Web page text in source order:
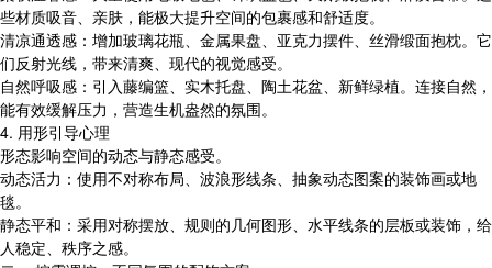
些材质吸音、亲肤，能极大提升空间的包裹感和舒适度。
清凉通透感：增加玻璃花瓶、金属果盘、亚克力摆件、丝滑缎面抱枕。它
们反射光线，带来清爽、现代的视觉感受。
自然呼吸感：引入藤编篮、实木托盘、陶土花盆、新鲜绿植。连接自然，
能有效缓解压力，营造生机盎然的氛围。
4. 用形引导心理
形态影响空间的动态与静态感受。
动态活力：使用不对称布局、波浪形线条、抽象动态图案的装饰画或地
毯。
静态平和：采用对称摆放、规则的几何图形、水平线条的层板或装饰，给
人稳定、秩序之感。